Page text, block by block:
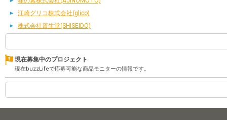
江崎グリコ株式会社(glico)
株式会社資生堂(SHISEIDO)
現在募集中のプロジェクト
現在buzzLifeで応募可能な商品モニターの情報です。